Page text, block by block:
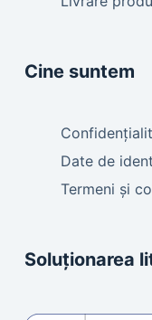
Cine suntem
Date de
Termeni și
Soluționarea